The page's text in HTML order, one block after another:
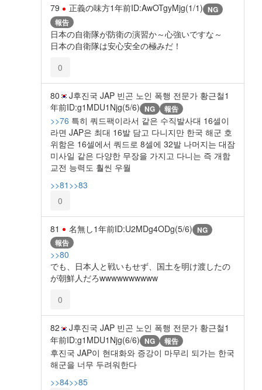
79 正義の味方1年前ID:AwOTgyMjg(1/1) NG
報告
日本の自衛隊が防衛の演習か～心強いですな～
日本の自衛隊は安心安全の極みだ！
0
80 J후진국 JAP 빈곤 노인 폭행 전문가 황근철1
年前ID:g1MDU1Njg(5/6) NG 報告
>>76 특히 쿼드팩이라서 같은 수직발사대 16셀이
라면 JAP은 최대 16발 담고 다니지만 한국 해군 호
위함은 16셀에서 쿼드로 8셀에 32발 나머지는 대잠
미사일 같은 다양한 무장을 가지고 다니는 즉 개함
교전 능력도 훨씬 우월
>>81 >>83
0
81 名無し1年前ID:U2MDg4ODg(5/6) NG
報告
>>80
でも、日本人と戦いもせず、国土を明け渡したの
が朝鮮人だろwwwwwwwwww
0
82 J후진국 JAP 빈곤 노인 폭행 전문가 황근철1
年前ID:g1MDU1Njg(6/6) NG 報告
후진국 JAP이 현대화와 증강이 마무리 되가는 한국
해군을 너무 두려워한다
>>84>>85